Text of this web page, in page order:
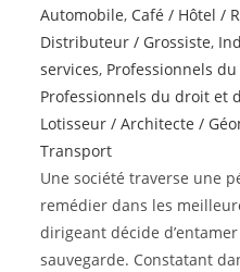
Automobile, Café / Hôtel /
Distributeur / Grossiste,
services, Professionnels
Professionnels du droit et
Lotisseur / Architecte /
Transport
Une société traverse une
remédier dans les
dirigeant décide
sauvegarde. Constatant